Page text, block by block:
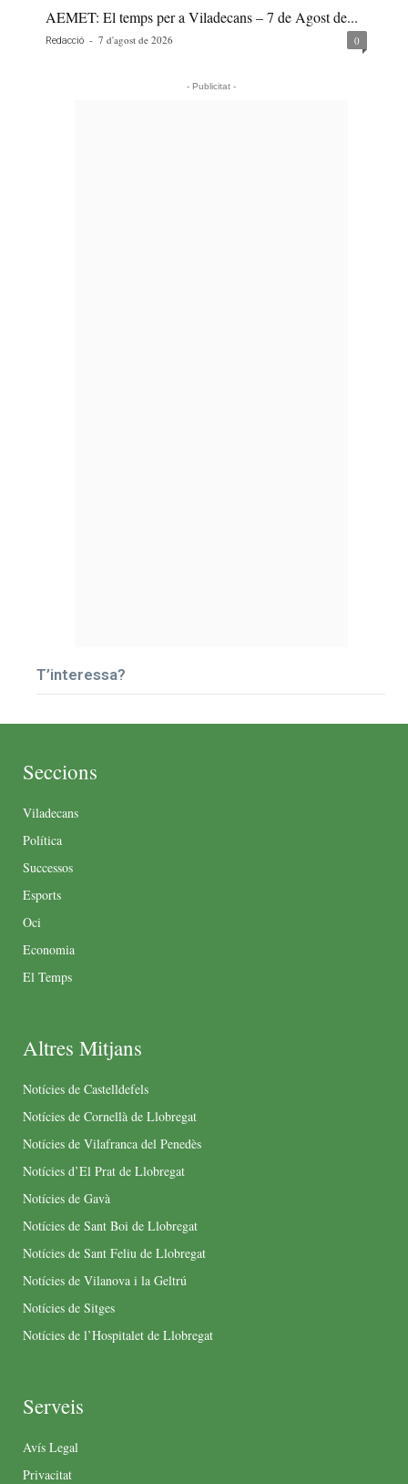
AEMET: El temps per a Viladecans – 7 de Agost de...
Redacció - 7 d'agost de 2026 0
- Publicitat -
T’interessa?
Seccions
Viladecans
Política
Successos
Esports
Oci
Economia
El Temps
Altres Mitjans
Notícies de Castelldefels
Notícies de Cornellà de Llobregat
Notícies de Vilafranca del Penedès
Notícies d’El Prat de Llobregat
Notícies de Gavà
Notícies de Sant Boi de Llobregat
Notícies de Sant Feliu de Llobregat
Notícies de Vilanova i la Geltrú
Notícies de Sitges
Notícies de l’Hospitalet de Llobregat
Serveis
Avís Legal
Privacitat